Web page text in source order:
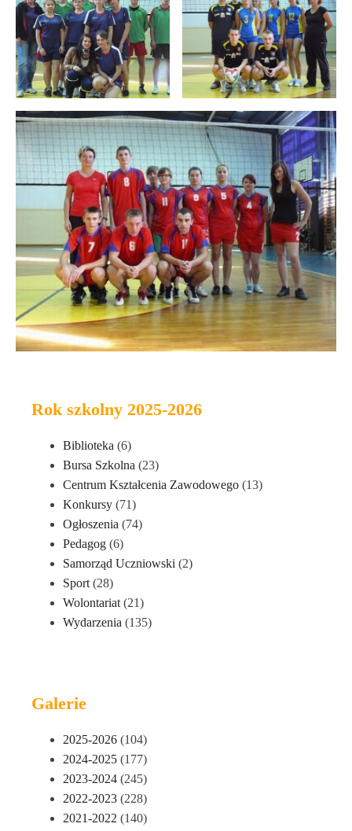
Rok szkolny 2025-2026
Biblioteka (6)
Bursa Szkolna (23)
Centrum Kształcenia Zawodowego (13)
Konkursy (71)
Ogłoszenia (74)
Pedagog (6)
Samorząd Uczniowski (2)
Sport (28)
Wolontariat (21)
Wydarzenia (135)
Galerie
2025-2026 (104)
2024-2025 (177)
2023-2024 (245)
2022-2023 (228)
2021-2022 (140)